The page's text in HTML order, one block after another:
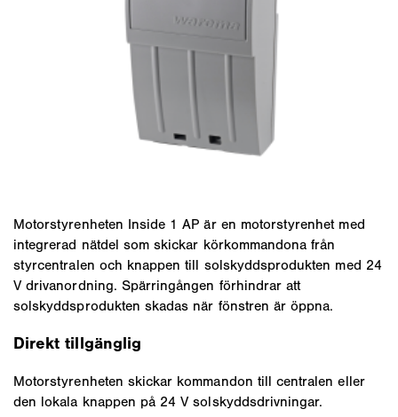
Motorstyrenheten Inside 1 AP är en motorstyrenhet med
integrerad nätdel som skickar körkommandona från
styrcentralen och knappen till solskyddsprodukten med 24
V drivanordning. Spärringången förhindrar att
solskyddsprodukten skadas när fönstren är öppna.
Direkt tillgänglig
Motorstyrenheten skickar kommandon till centralen eller
den lokala knappen på 24 V solskyddsdrivningar.